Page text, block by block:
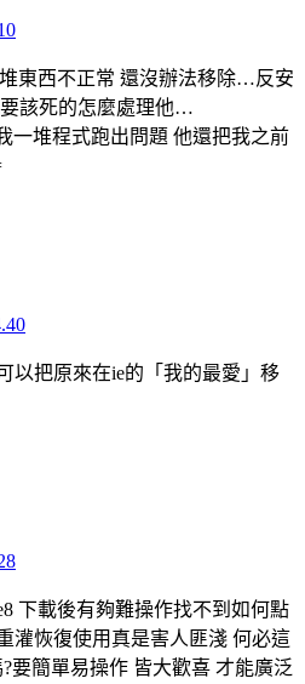
東西不正常 還沒辦法移除…反安
該死的怎麼處理他…
一堆程式跑出問題 他還把我之前
以把原來在ie的「我的最愛」移
下載後有夠難操作找不到如何點
灌恢復使用真是害人匪淺 何必這
要簡單易操作 皆大歡喜 才能廣泛